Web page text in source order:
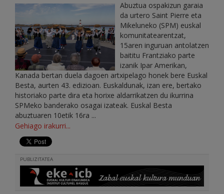
Abuztua ospakizun garaia
da urtero Saint Pierre eta
Mikeluneko (SPM) euskal
komunitatearentzat,
15aren inguruan antolatzen
baititu Frantziako parte
izanik Ipar Amerikan,
Kanada bertan duela dagoen artxipelago honek bere Euskal
Besta, aurten 43. edizioan. Euskaldunak, izan ere, bertako
historiako parte dira eta horixe aldarrikatzen du ikurrina
SPMeko banderako osagai izateak. Euskal Besta
abuztuaren 10etik 16ra ...
Gehiago irakurri...
PUBLIZITATEA